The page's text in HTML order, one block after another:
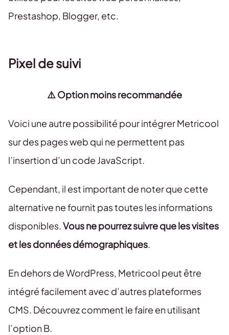
Prestashop, Blogger, etc.
Pixel de suivi
⚠️ Option moins recommandée
Voici une autre possibilité pour intégrer Metricool
sur des pages web qui ne permettent pas
l’insertion d’un code JavaScript.
Cependant, il est important de noter que cette
alternative ne fournit pas toutes les informations
disponibles.Vous ne pourrez suivre que les visites
et les données démographiques.
En dehors de WordPress, Metricool peut être
intégré facilement avec d’autres plateformes
CMS. Découvrez comment le faire en utilisant
l’option B.